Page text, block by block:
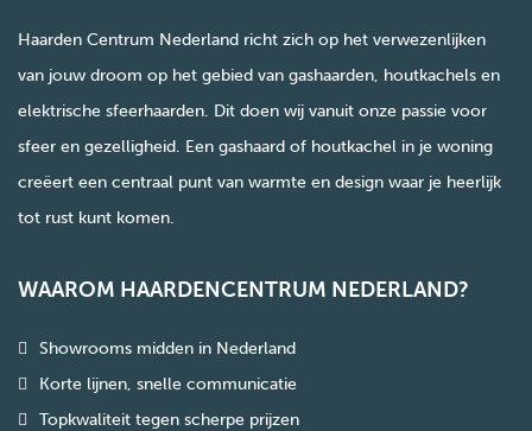
Haarden Centrum Nederland richt zich op het verwezenlijken
van jouw droom op het gebied van gashaarden, houtkachels en
elektrische sfeerhaarden. Dit doen wij vanuit onze passie voor
sfeer en gezelligheid. Een gashaard of houtkachel in je woning
creëert een centraal punt van warmte en design waar je heerlijk
tot rust kunt komen.
WAAROM HAARDENCENTRUM NEDERLAND?
Showrooms midden in Nederland
Korte lijnen, snelle communicatie
Topkwaliteit tegen scherpe prijzen